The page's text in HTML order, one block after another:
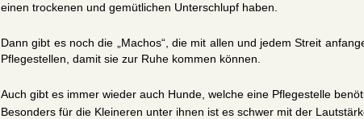
einen trockenen und gemütlichen Unterschlupf haben.
Dann gibt es noch die „Machos“, die mit allen und jedem Streit
Pflegestellen, damit sie zur Ruhe kommen können.
Auch gibt es immer wieder auch Hunde, welche eine Pflegestelle
Besonders für die Kleineren unter ihnen ist es schwer mit der